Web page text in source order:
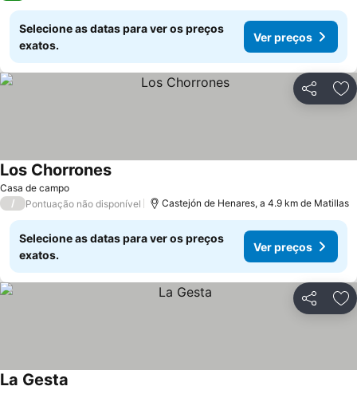
Selecione as datas para ver os preços
exatos.
Ver preços
Partilhar
Casa de campo
Los Chorrones
/ Pontuação não disponível Castejón de Henares, a 4.9 km de Matillas
Selecione as datas para ver os preços
exatos.
Ver preços
Partilhar
La Gesta